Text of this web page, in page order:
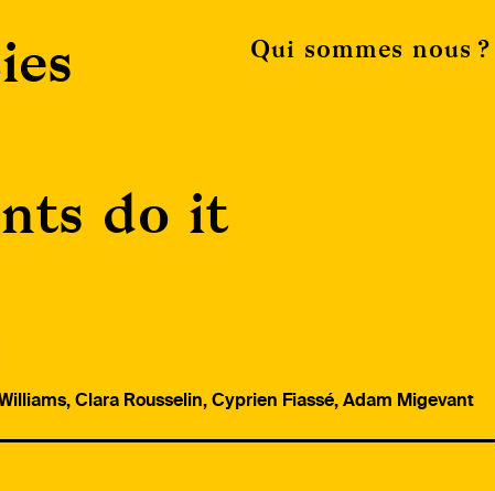
Qui sommes nous ?
do it
Clara Rousselin, Cyprien Fiassé, Adam Migevant